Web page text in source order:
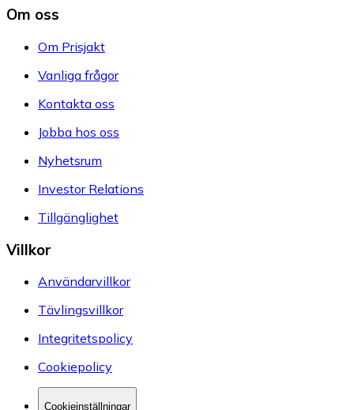
Om oss
Om Prisjakt
Vanliga frågor
Kontakta oss
Jobba hos oss
Nyhetsrum
Investor Relations
Tillgänglighet
Villkor
Användarvillkor
Tävlingsvillkor
Integritetspolicy
Cookiepolicy
Cookieinställningar